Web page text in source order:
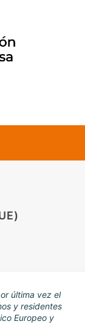
última vez el
y residentes
Europeo y